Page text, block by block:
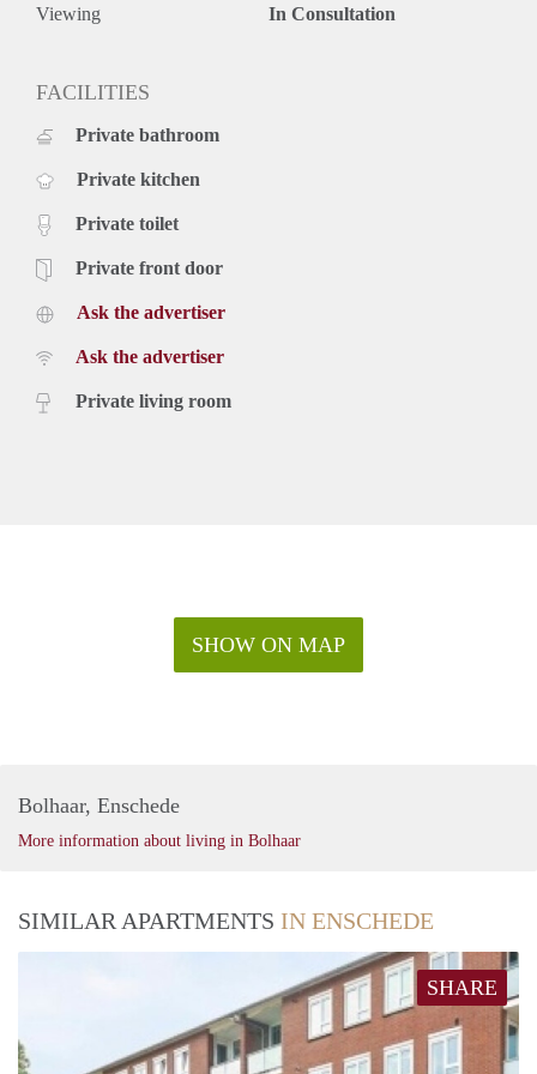
Viewing In Consultation
FACILITIES
Private bathroom
Private kitchen
Private toilet
Private front door
Ask the advertiser
Ask the advertiser
Private living room
SHOW ON MAP
Bolhaar, Enschede
More information about living in Bolhaar
SIMILAR APARTMENTS IN ENSCHEDE
SHARE